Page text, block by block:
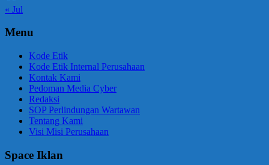
« Jul
Menu
Kode Etik
Kode Etik Internal Perusahaan
Kontak Kami
Pedoman Media Cyber
Redaksi
SOP Perlindungan Wartawan
Tentang Kami
Visi Misi Perusahaan
Space Iklan